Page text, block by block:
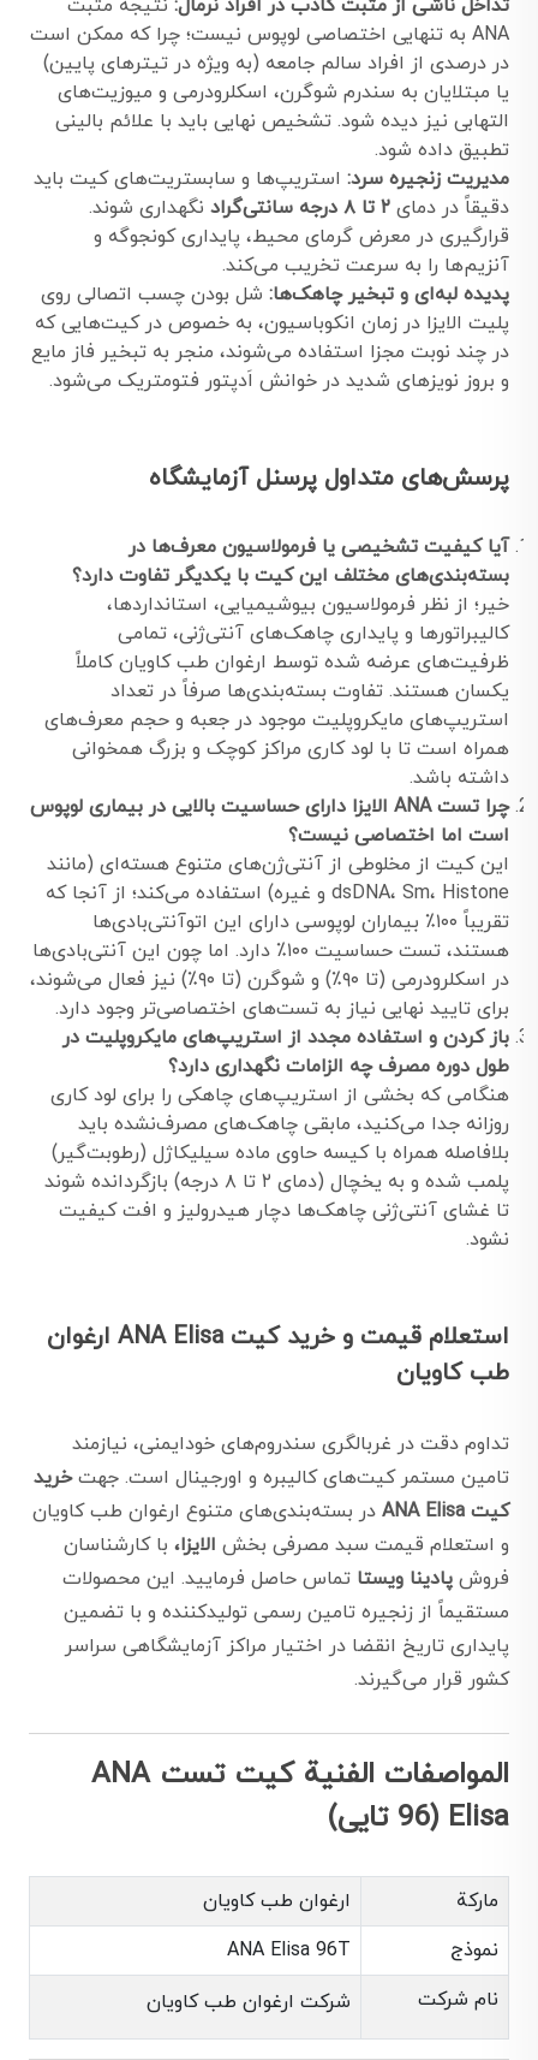
تداخل ناشی از مثبت کاذب در افراد نرمال: نتیجه مثبت
ANA به تنهایی اختصاصی لوپوس نیست؛ چرا که ممکن است
در درصدی از افراد سالم جامعه (به ویژه در تیترهای پایین)
یا مبتلایان به سندرم شوگرن، اسکلرودرمی و میوزیت‌های
التهابی نیز دیده شود. تشخیص نهایی باید با علائم بالینی
تطبیق داده شود.
مدیریت زنجیره سرد: استریپ‌ها و سابستریت‌های کیت باید
دقیقاً در دمای ۲ تا ۸ درجه سانتی‌گراد
نگهداری شوند.
قرارگیری در معرض گرمای محیط، پایداری کونجوگه و
آنزیم‌ها را به سرعت تخریب می‌کند.
پدیده لبه‌ای و تبخیر چاهک‌ها: شل بودن چسب اتصالی روی
پلیت الایزا در زمان انکوباسیون، به خصوص در کیت‌هایی که
در چند نوبت مجزا استفاده می‌شوند، منجر به تبخیر فاز مایع
و بروز نویزهای شدید در خوانش اَدپتور فتومتریک می‌شود.
پرسش‌های متداول پرسنل آزمایشگاه
آیا کیفیت تشخیصی یا فرمولاسیون معرف‌ها در
بسته‌بندی‌های مختلف این کیت با یکدیگر تفاوت دارد؟
خیر؛ از نظر فرمولاسیون بیوشیمیایی، استانداردها،
کالیبراتورها و پایداری چاهک‌های آنتی‌ژنی، تمامی
ظرفیت‌های عرضه شده توسط ارغوان طب کاویان کاملاً
یکسان هستند. تفاوت بسته‌بندی‌ها صرفاً در تعداد
استریپ‌های مایکروپلیت موجود در جعبه و حجم معرف‌های
همراه است تا با لود کاری مراکز کوچک و بزرگ همخوانی
داشته باشد.
چرا تست ANA الایزا دارای حساسیت بالایی در بیماری لوپوس
است اما اختصاصی نیست؟
این کیت از مخلوطی از آنتی‌ژن‌های متنوع هسته‌ای (مانند
dsDNA، Sm، Histone و غیره) استفاده می‌کند؛ از آنجا که
تقریباً ۱۰۰٪ بیماران لوپوسی دارای این اتوآنتی‌بادی‌ها
هستند، تست حساسیت ۱۰۰٪ دارد. اما چون این آنتی‌بادی‌ها
در اسکلرودرمی (تا ۹۰٪) و شوگرن (تا ۹۰٪) نیز فعال می‌شوند،
برای تایید نهایی نیاز به تست‌های اختصاصی‌تر وجود دارد.
باز کردن و استفاده مجدد از استریپ‌های مایکروپلیت در
طول دوره مصرف چه الزامات نگهداری دارد؟
هنگامی که بخشی از استریپ‌های چاهکی را برای لود کاری
روزانه جدا می‌کنید، مابقی چاهک‌های مصرف‌نشده باید
بلافاصله همراه با کیسه حاوی ماده سیلیکاژل (رطوبت‌گیر)
پلمب شده و به یخچال (دمای ۲ تا ۸ درجه) بازگردانده شوند
تا غشای آنتی‌ژنی چاهک‌ها دچار هیدرولیز و افت کیفیت
نشود.
استعلام قیمت و خرید کیت ANA Elisa ارغوان
طب کاویان
تداوم دقت در غربالگری سندروم‌های خودایمنی، نیازمند
تامین مستمر کیت‌های کالیبره و اورجینال است. جهتخرید
کیت ANA Elisa
در بسته‌بندی‌های متنوع ارغوان طب کاویان
و استعلام قیمت سبد مصرفی بخش الایزا، با کارشناسان
فروش پادینا ویستا تماس حاصل فرمایید. این محصولات
مستقیماً از زنجیره تامین رسمی تولیدکننده و با تضمین
پایداری تاریخ انقضا در اختیار مراکز آزمایشگاهی سراسر
کشور قرار می‌گیرند.
المواصفات الفنية کیت تست ANA
Elisa (96 تایی)
ماركة
ارغوان طب کاویان
نموذج
ANA Elisa 96T
نام شرکت
شرکت ارغوان طب کاویان